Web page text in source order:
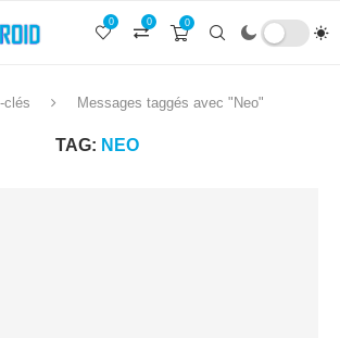
0
0
0
clés Messages taggés avec "Neo"
TAG: NEO